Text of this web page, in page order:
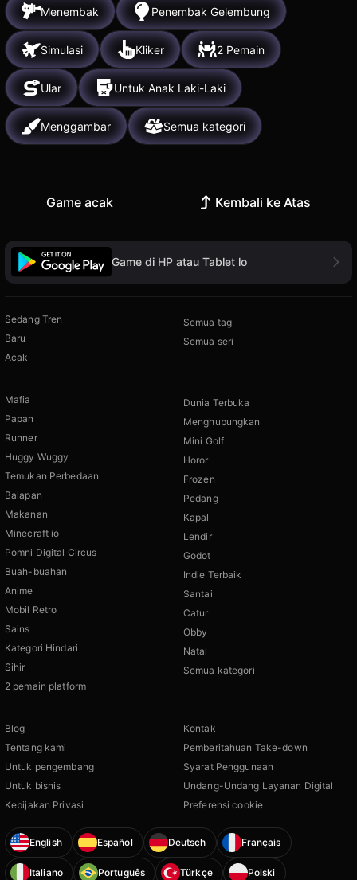
Menembak Penembak Gelembung
Simulasi Kliker 2 Pemain
Ular Untuk Anak Laki-Laki
Menggambar Semua kategori
Game acak Kembali ke Atas
Game di HP atau Tablet lo
Sedang Tren
Baru
Acak
Semua tag
Semua seri
Mafia
Papan
Runner
Huggy Wuggy
Temukan Perbedaan
Balapan
Makanan
Minecraft io
Pomni Digital Circus
Buah-buahan
Anime
Mobil Retro
Sains
Kategori Hindari
Sihir
2 pemain platform
Dunia Terbuka
Menghubungkan
Mini Golf
Horor
Frozen
Pedang
Kapal
Lendir
Godot
Indie Terbaik
Santai
Catur
Obby
Natal
Semua kategori
Blog
Tentang kami
Untuk pengembang
Untuk bisnis
Kebijakan Privasi
Kontak
Pemberitahuan Take-down
Syarat Penggunaan
Undang-Undang Layanan Digital
Preferensi cookie
English Español Deutsch Français
Italiano Português Türkçe Polski